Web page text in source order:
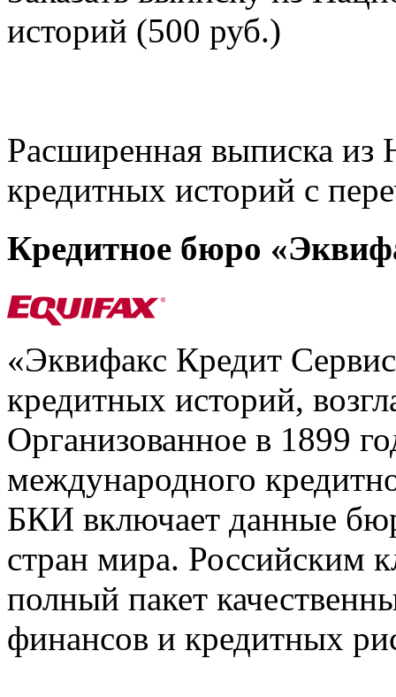
историй (500 руб.)
Расширенная выписка из
кредитных историй с
Кредитное бюро
«Эквифакс Кредит
кредитных историй,
Организованное в 1899
международного
БКИ включает данные
стран мира. Российским
полный пакет
финансов и кредитных